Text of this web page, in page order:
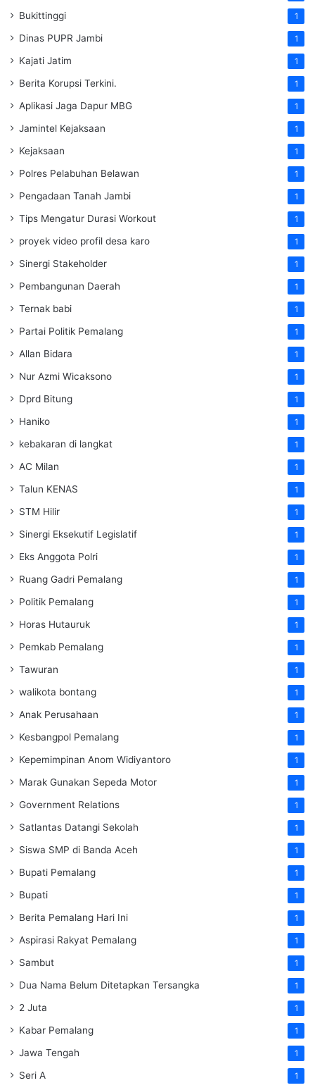
Bukittinggi 1
Dinas PUPR Jambi 1
Kajati Jatim 1
Berita Korupsi Terkini. 1
Aplikasi Jaga Dapur MBG 1
Jamintel Kejaksaan 1
Kejaksaan 1
Polres Pelabuhan Belawan 1
Pengadaan Tanah Jambi 1
Tips Mengatur Durasi Workout 1
proyek video profil desa karo 1
Sinergi Stakeholder 1
Pembangunan Daerah 1
Ternak babi 1
Partai Politik Pemalang 1
Allan Bidara 1
Nur Azmi Wicaksono 1
Dprd Bitung 1
Haniko 1
kebakaran di langkat 1
AC Milan 1
Talun KENAS 1
STM Hilir 1
Sinergi Eksekutif Legislatif 1
Eks Anggota Polri 1
Ruang Gadri Pemalang 1
Politik Pemalang 1
Horas Hutauruk 1
Pemkab Pemalang 1
Tawuran 1
walikota bontang 1
Anak Perusahaan 1
Kesbangpol Pemalang 1
Kepemimpinan Anom Widiyantoro 1
Marak Gunakan Sepeda Motor 1
Government Relations 1
Satlantas Datangi Sekolah 1
Siswa SMP di Banda Aceh 1
Bupati Pemalang 1
Bupati 1
Berita Pemalang Hari Ini 1
Aspirasi Rakyat Pemalang 1
Sambut 1
Dua Nama Belum Ditetapkan Tersangka 1
2 Juta 1
Kabar Pemalang 1
Jawa Tengah 1
Seri A 1